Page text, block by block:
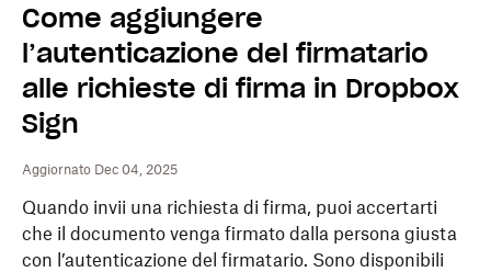
Come aggiungere
l’autenticazione del firmatario
alle richieste di firma in Dropbox
Sign
Aggiornato Dec 04, 2025
Quando invii una richiesta di firma, puoi accertarti
che il documento venga firmato dalla persona giusta
con l’autenticazione del firmatario. Sono disponibili